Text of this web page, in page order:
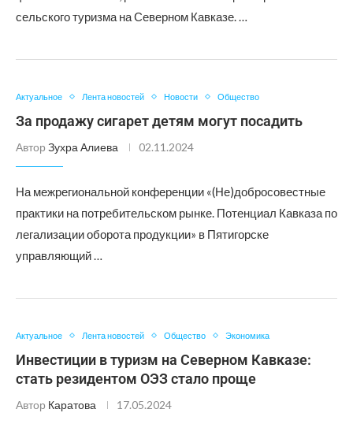
сельского туризма на Северном Кавказе. …
Актуальное Лента новостей Новости Общество
За продажу сигарет детям могут посадить
Автор Зухра Алиева 02.11.2024
На межрегиональной конференции «(Не)добросовестные
практики на потребительском рынке. Потенциал Кавказа по
легализации оборота продукции» в Пятигорске
управляющий …
Актуальное Лента новостей Общество Экономика
Инвестиции в туризм на Северном Кавказе:
стать резидентом ОЭЗ стало проще
Автор Каратова 17.05.2024